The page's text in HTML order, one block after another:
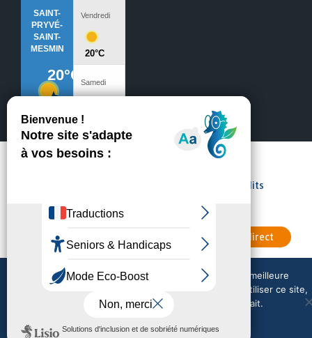
Crédits
Météo en direct
Nous utilisons des cookies pour vous garantir la meilleure
expérience sur notre site web. Si vous continuez à utiliser ce site,
nous supposerons que vous en êtes satisfait.
Tout accepter
Tout refuser